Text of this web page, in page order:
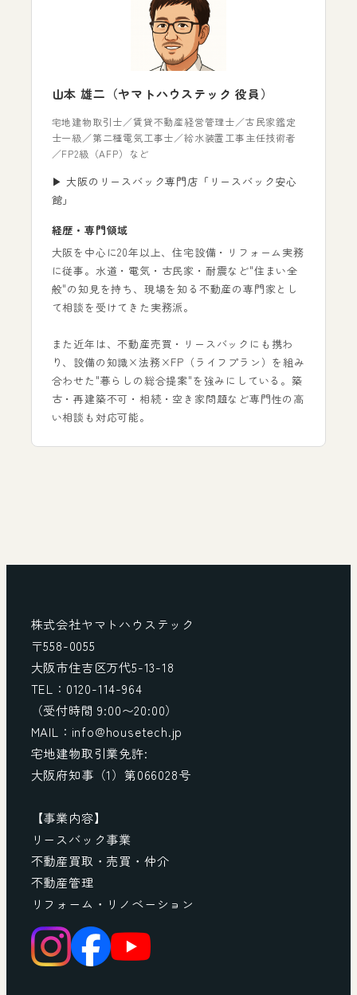
山本 雄二（ヤマトハウステック 役員）
宅地建物取引士／賃貸不動産経営管理士／古民家鑑定
士一級／第二種電気工事士／給水装置工事主任技術者
／FP2級（AFP）など
▶ 大阪のリースバック専門店「リースバック安心
館」
経歴・専門領域
大阪を中心に20年以上、住宅設備・リフォーム実務
に従事。水道・電気・古民家・耐震など"住まい全
般"の知見を持ち、現場を知る不動産の専門家とし
て相談を受けてきた実務派。
また近年は、不動産売買・リースバックにも携わ
り、設備の知識×法務×FP（ライフプラン）を組み
合わせた"暮らしの総合提案"を強みにしている。築
古・再建築不可・相続・空き家問題など専門性の高
い相談も対応可能。
株式会社ヤマトハウステック
〒558-0055
大阪市住吉区万代5-13-18
TEL：0120-114-964
（受付時間 9:00〜20:00）
MAIL：info@housetech.jp
宅地建物取引業免許:
大阪府知事（1）第066028号
【事業内容】
リースバック事業
不動産買取・売買・仲介
不動産管理
リフォーム・リノベーション